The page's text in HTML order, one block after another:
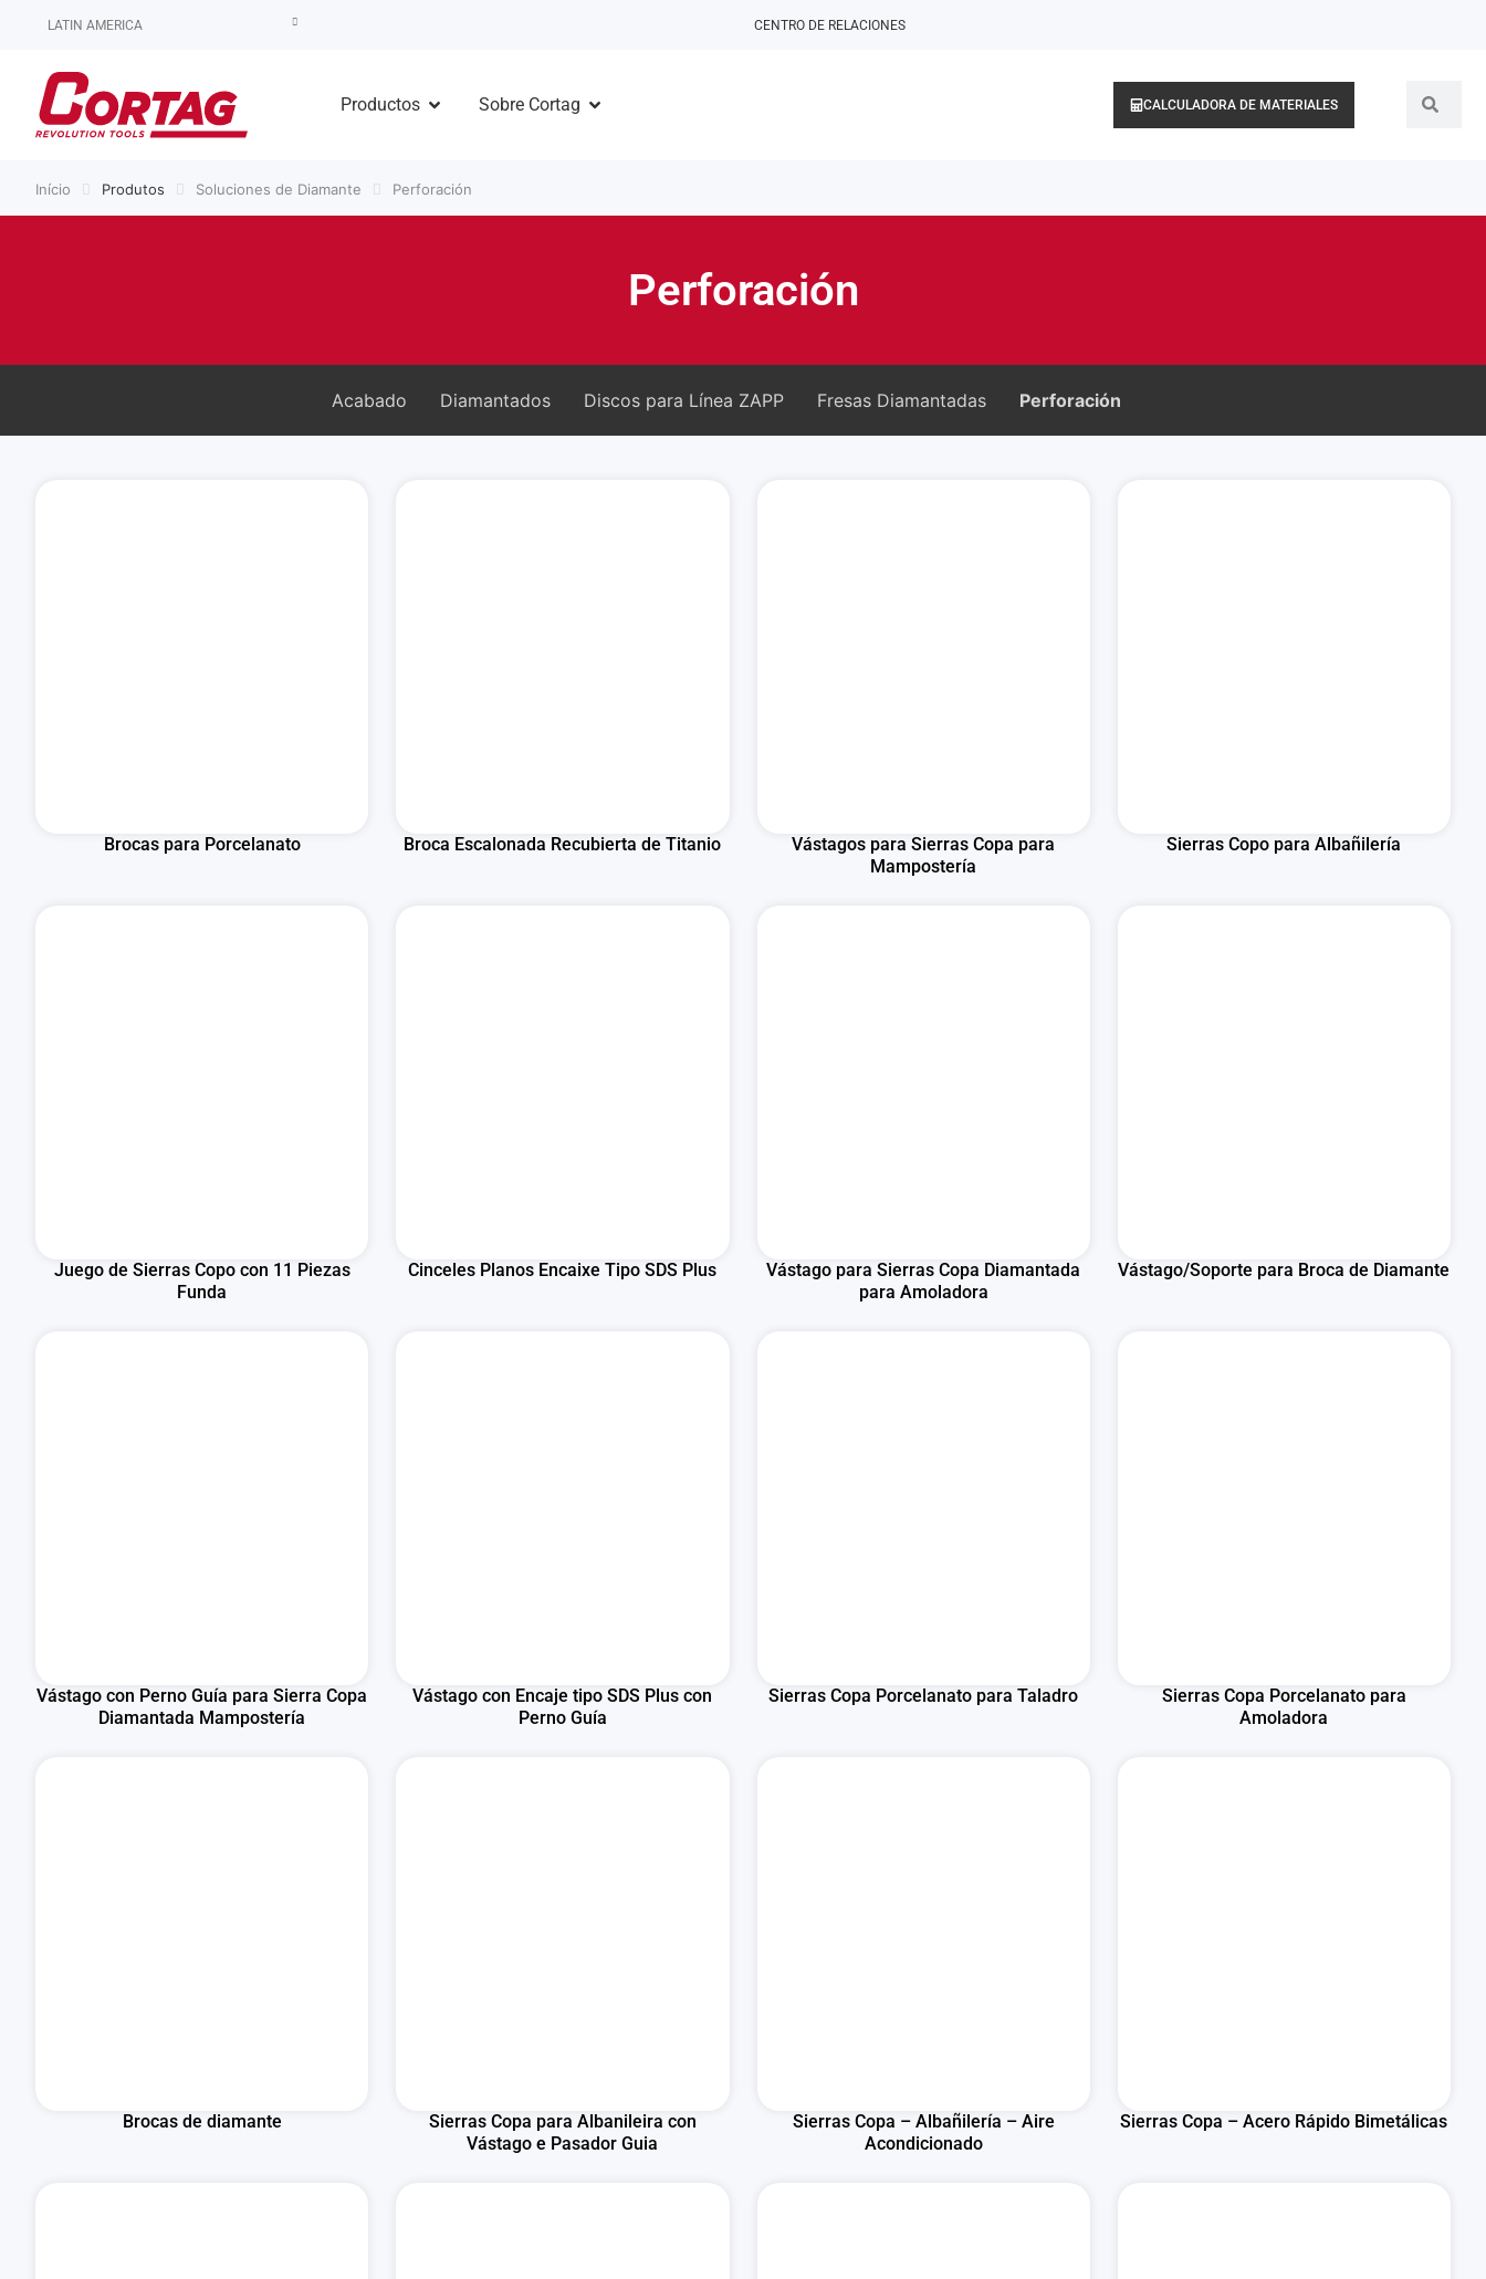
LATIN AMERICA CENTRO DE RELACIONES
Productos Sobre Cortag CALCULADORA DE MATERIALES
Início Produtos Soluciones de Diamante Perforación
Perforación
Acabado Diamantados Discos para Línea ZAPP Fresas Diamantadas Perforación
Brocas para Porcelanato Broca Escalonada Recubierta de Titanio
Vástagos para Sierras Copa para
Mampostería
Sierras Copo para Albañilería
Juego de Sierras Copo con 11 Piezas
Funda
Cinceles Planos Encaixe Tipo SDS Plus
Vástago para Sierras Copa Diamantada
para Amoladora
Vástago/Soporte para Broca de Diamante
Vástago con Perno Guía para Sierra Copa
Diamantada Mampostería
Vástago con Encaje tipo SDS Plus con
Perno Guía
Sierras Copa Porcelanato para Taladro
Sierras Copa Porcelanato para
Amoladora
Brocas de diamante
Sierras Copa para Albanileira con
Vástago e Pasador Guia
Sierras Copa – Albañilería – Aire
Acondicionado
Sierras Copa – Acero Rápido Bimetálicas